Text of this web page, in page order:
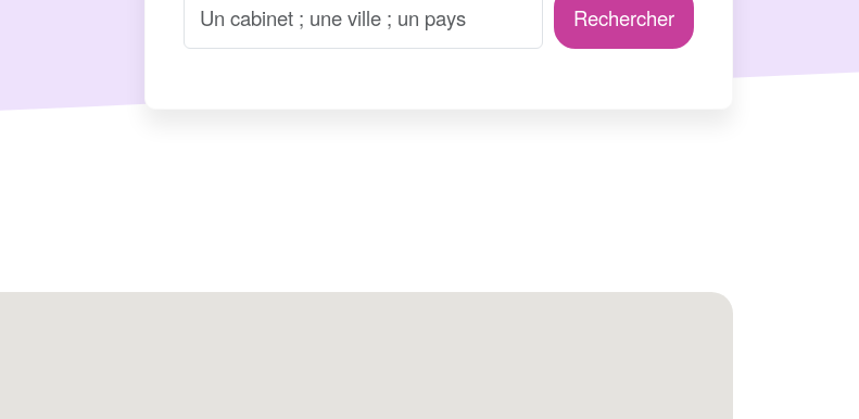
Rechercher